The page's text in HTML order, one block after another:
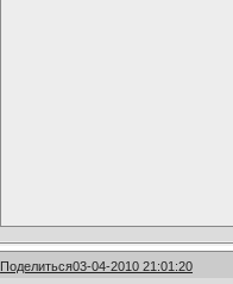
Поделиться03-04-2010 21:01:20